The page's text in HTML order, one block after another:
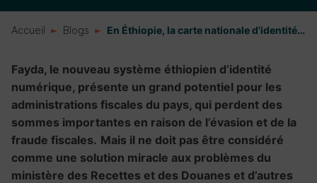
Accueil Blogs En Éthiopie, la carte nationale d’identité…
Fayda, le nouveau système éthiopien d’identité
numérique, présente un grand potentiel pour les
administrations fiscales du pays, qui perdent des
sommes importantes en raison de l’évasion et de la
fraude fiscales. Mais il ne doit pas être considéré
comme une solution miracle aux problèmes du
ministère des Recettes et des Douanes et d’autres